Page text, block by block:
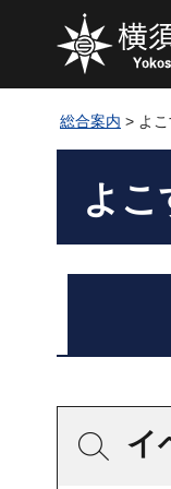
総合案内 > よ
よこ
イ